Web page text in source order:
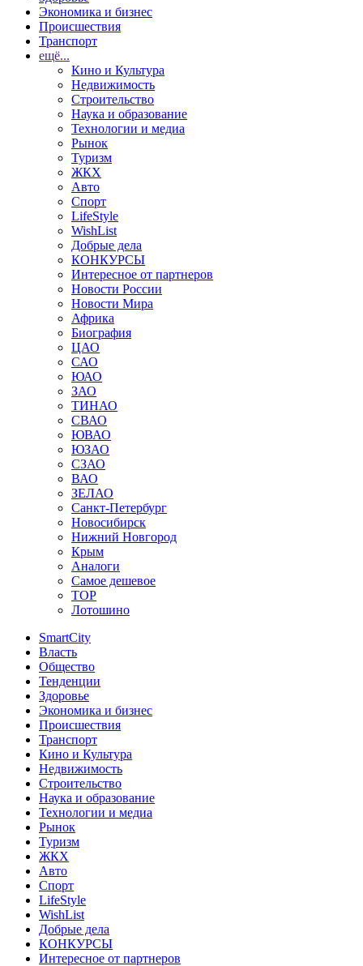
Экономика и бизнес
Происшествия
Транспорт
ещё...
Кино и Культура
Недвижимость
Строительство
Наука и образование
Технологии и медиа
Рынок
Туризм
ЖКХ
Авто
Спорт
LifeStyle
WishList
Добрые дела
КОНКУРСЫ
Интересное от партнеров
Новости России
Новости Мира
Африка
Биография
ЦАО
САО
ЮАО
ЗАО
ТИНАО
СВАО
ЮВАО
ЮЗАО
СЗАО
ВАО
ЗЕЛАО
Санкт-Петербург
Новосибирск
Нижний Новгород
Крым
Аналоги
Самое дешевое
TOP
Лотошино
SmartCity
Власть
Общество
Тенденции
Здоровье
Экономика и бизнес
Происшествия
Транспорт
Кино и Культура
Недвижимость
Строительство
Наука и образование
Технологии и медиа
Рынок
Туризм
ЖКХ
Авто
Спорт
LifeStyle
WishList
Добрые дела
КОНКУРСЫ
Интересное от партнеров